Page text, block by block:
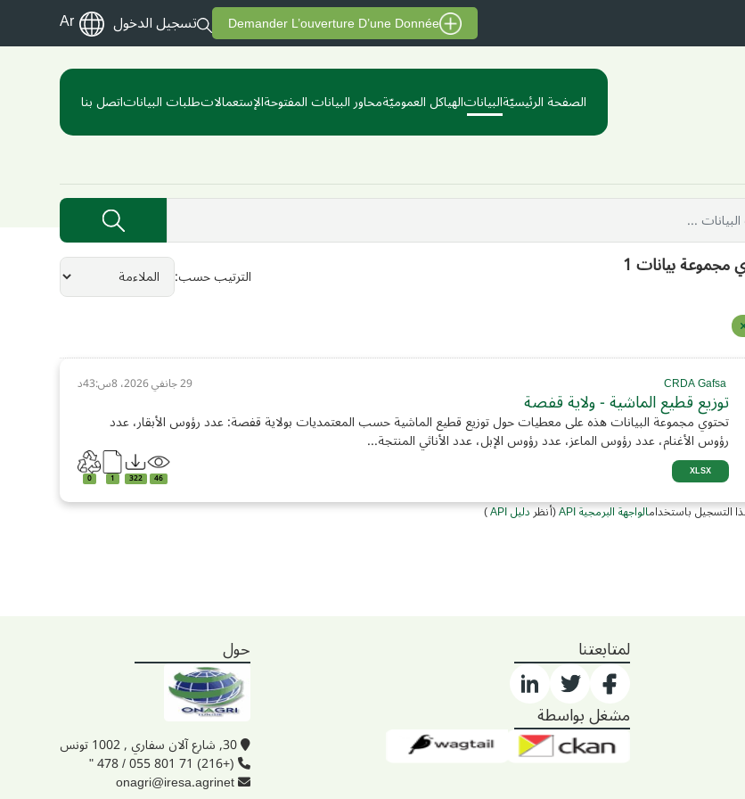
Demander L’ouverture D’une Donnée تسجيل الدخول Ar
الصفحة الرئيسيّةالبياناتالهياكل العموميّةمحاور البيانات المفتوحةالإستعمالاتطلبات البياناتاتصل بنا
الترتيب حسب مجموعة بيانات 1
29 جانفي 2026، 8س:43د
توزيع قطيع الماشية - ولاية قفصة
تحتوي مجموعة البيانات هذه على معطيات حول توزيع قطيع الماشية حسب المعتمديات بولاية قفصة: عدد رؤوس الأبقار، عدد
رؤوس الأغنام، عدد رؤوس الماعز، عدد رؤوس الإبل، عدد الأناثي المنتجة...
XLSX
46
322
1
0
التسجيل باستخدامالواجهة البرمجية API (أنظردليل API )
لمتابعتنا
مشغل بواسطة
حول
30, شارع آلان سفاري , 1002 تونس
(+216) 71 801 055 / 478 "
onagri@iresa.agrinet